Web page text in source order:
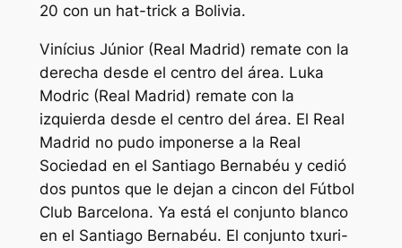
20 con un hat-trick a Bolivia.
Vinícius Júnior (Real Madrid) remate con la
derecha desde el centro del área. Luka
Modric (Real Madrid) remate con la
izquierda desde el centro del área. El Real
Madrid no pudo imponerse a la Real
Sociedad en el Santiago Bernabéu y cedió
dos puntos que le dejan a cincon del Fútbol
Club Barcelona. Ya está el conjunto blanco
en el Santiago Bernabéu. El conjunto txuri-